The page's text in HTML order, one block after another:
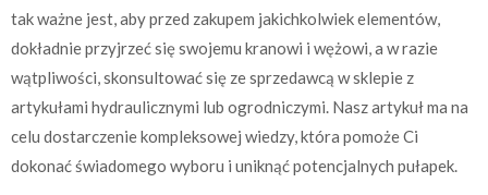
tak ważne jest, aby przed zakupem jakichkolwiek elementów,
dokładnie przyjrzeć się swojemu kranowi i wężowi, a w razie
wątpliwości, skonsultować się ze sprzedawcą w sklepie z
artykułami hydraulicznymi lub ogrodniczymi. Nasz artykuł ma na
celu dostarczenie kompleksowej wiedzy, która pomoże Ci
dokonać świadomego wyboru i uniknąć potencjalnych pułapek.